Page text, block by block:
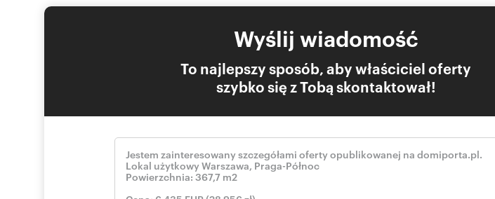
Wyślij wiadomość
To najlepszy sposób, aby właściciel oferty
szybko się z Tobą skontaktował!